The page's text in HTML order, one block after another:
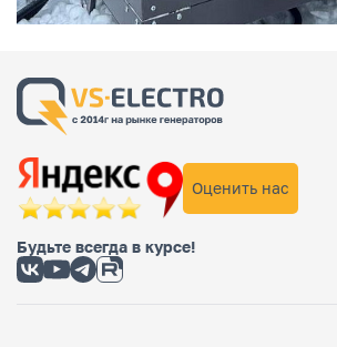
Оценить нас
Будьте всегда в курсе!